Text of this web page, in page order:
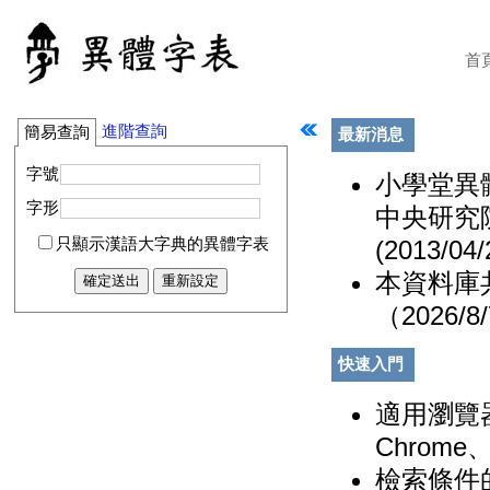
首
簡易查詢 進階查詢
字號
字形
只顯示漢語大字典的異體字表
最新消息
小學堂異
中央研究
(2013/
本資料庫
（2026/
快速入門
適用瀏覽
Chrome
檢索條件